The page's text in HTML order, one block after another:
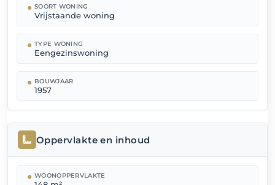
SOORT WONING
Vrijstaande woning
TYPE WONING
Eengezinswoning
BOUWJAAR
1957
Oppervlakte en inhoud
WOONOPPERVLAKTE